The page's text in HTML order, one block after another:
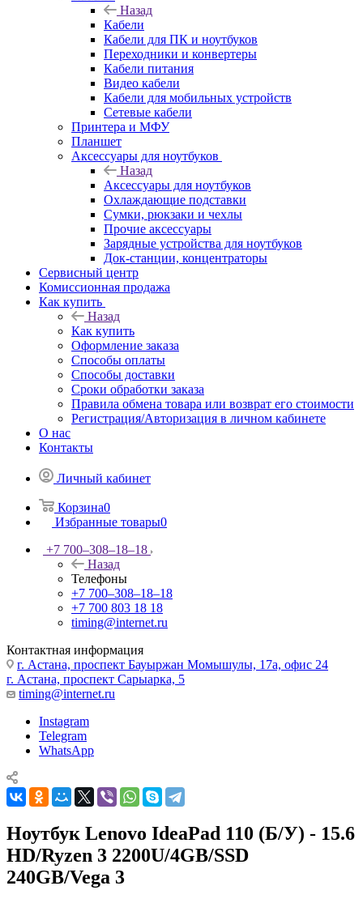
Назад
Кабели
Кабели для ПК и ноутбуков
Переходники и конвертеры
Кабели питания
Видео кабели
Кабели для мобильных устройств
Сетевые кабели
Принтера и МФУ
Планшет
Аксессуары для ноутбуков
Назад
Аксессуары для ноутбуков
Охлаждающие подставки
Сумки, рюкзаки и чехлы
Прочие аксессуары
Зарядные устройства для ноутбуков
Док-станции, концентраторы
Сервисный центр
Комиссионная продажа
Как купить
Назад
Как купить
Оформление заказа
Способы оплаты
Способы доставки
Сроки обработки заказа
Правила обмена товара или возврат его стоимости
Регистрация/Авторизация в личном кабинете
О нас
Контакты
Личный кабинет
Корзина0
Избранные товары0
+7 700‒308‒18‒18
Назад
Телефоны
+7 700‒308‒18‒18
+7 700 803 18 18
timing@internet.ru
Контактная информация
г. Астана, проспект Бауыржан Момышулы, 17а, офис 24
г. Астана, проспект Сарыарка, 5
timing@internet.ru
Instagram
Telegram
WhatsApp
Ноутбук Lenovo IdeaPad 110 (Б/У) - 15.6
HD/Ryzen 3 2200U/4GB/SSD
240GB/Vega 3